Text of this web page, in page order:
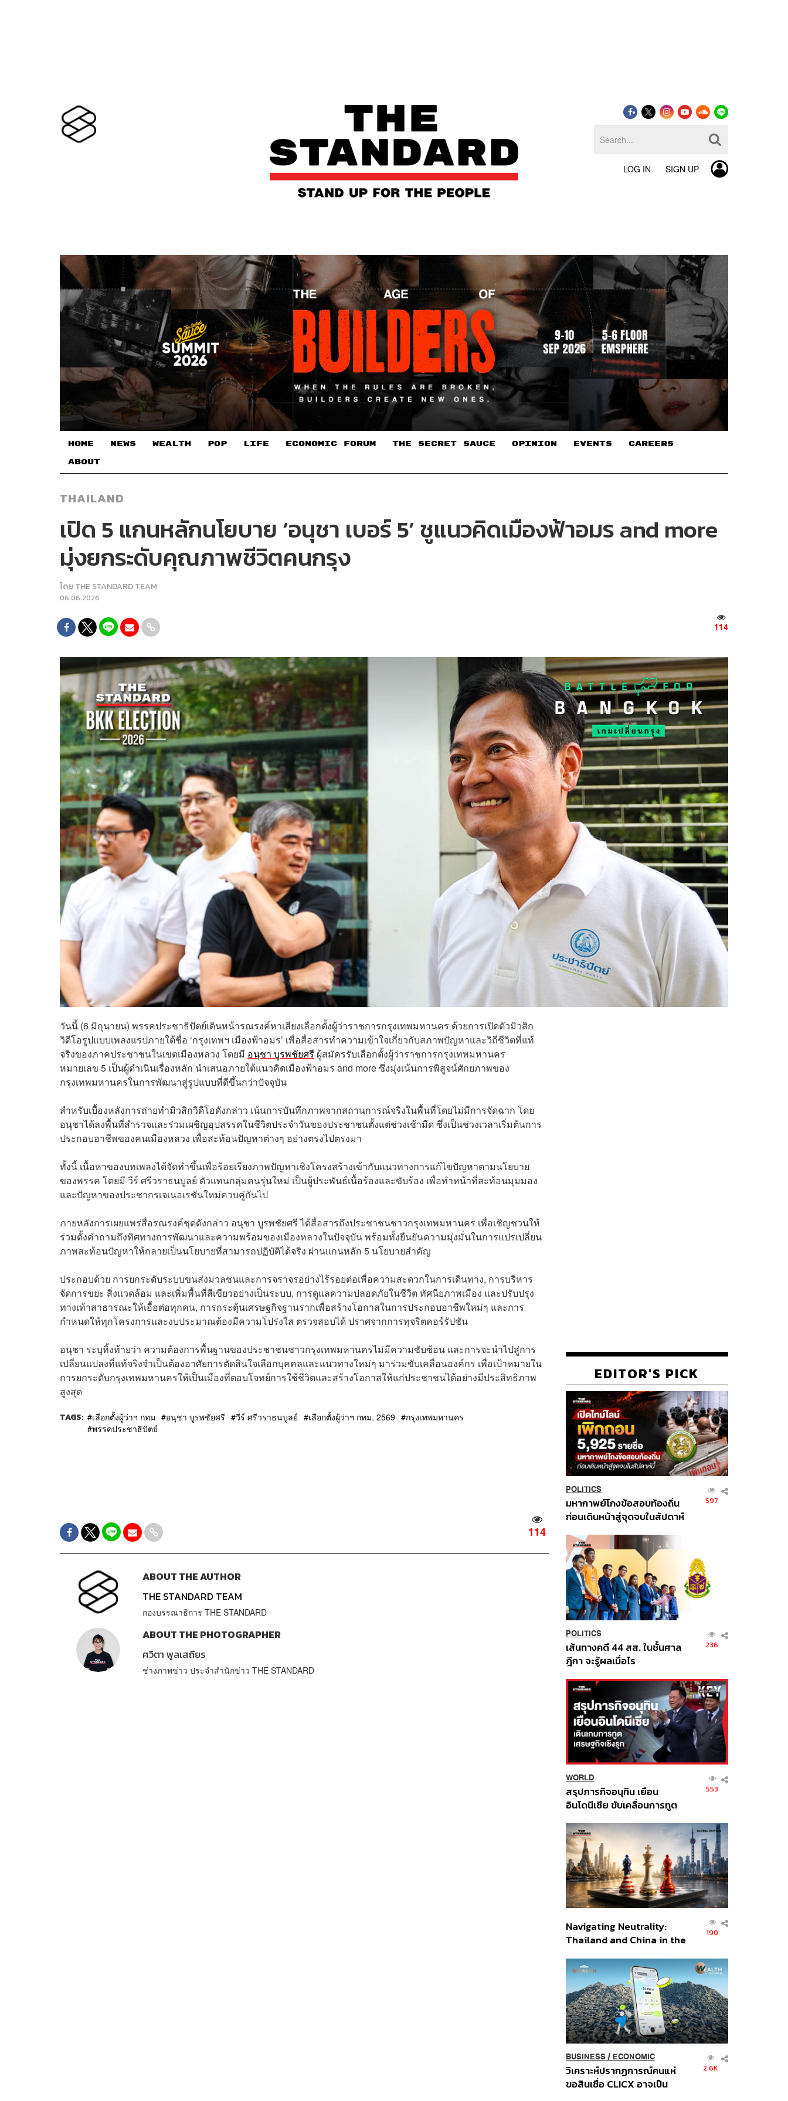
LOG IN SIGN UP
HOME NEWS WEALTH POP LIFE ECONOMIC FORUM THE SECRET SAUCE​ OPINION EVENTS CAREERS
ABOUT
THAILAND
เปิด 5 แกนหลักนโยบาย ‘อนุชา เบอร์ 5’ ชูแนวคิดเมืองฟ้าอมร and more
มุ่งยกระดับคุณภาพชีวิตคนกรุง
โดย THE STANDARD TEAM
06.06.2026
114
วันนี้ (6 มิถุนายน) พรรคประชาธิปัตย์เดินหน้ารณรงค์หาเสียงเลือกตั้งผู้ว่าราชการกรุงเทพมหานคร ด้วยการเปิดตัวมิวสิก
วิดีโอรูปแบบเพลงแรปภายใต้ชื่อ ‘กรุงเทพฯ เมืองฟ้าอมร’ เพื่อสื่อสารทำความเข้าใจเกี่ยวกับสภาพปัญหาและวิถีชีวิตที่แท้
จริงของภาคประชาชนในเขตเมืองหลวง โดยมี อนุชา บูรพชัยศรี ผู้สมัครรับเลือกตั้งผู้ว่าราชการกรุงเทพมหานคร
หมายเลข 5 เป็นผู้ดำเนินเรื่องหลัก นำเสนอภายใต้แนวคิดเมืองฟ้าอมร and more ซึ่งมุ่งเน้นการพิสูจน์ศักยภาพของ
กรุงเทพมหานครในการพัฒนาสู่รูปแบบที่ดีขึ้นกว่าปัจจุบัน
สำหรับเบื้องหลังการถ่ายทำมิวสิกวิดีโอดังกล่าว เน้นการบันทึกภาพจากสถานการณ์จริงในพื้นที่โดยไม่มีการจัดฉาก โดย
อนุชาได้ลงพื้นที่สำรวจและร่วมเผชิญอุปสรรคในชีวิตประจำวันของประชาชนตั้งแต่ช่วงเช้ามืด ซึ่งเป็นช่วงเวลาเริ่มต้นการ
ประกอบอาชีพของคนเมืองหลวง เพื่อสะท้อนปัญหาต่างๆ อย่างตรงไปตรงมา
ทั้งนี้ เนื้อหาของบทเพลงได้จัดทำขึ้นเพื่อร้อยเรียงภาพปัญหาเชิงโครงสร้างเข้ากับแนวทางการแก้ไขปัญหาตามนโยบาย
ของพรรค โดยมี วีร์ ศรีวราธนบูลย์ ตัวแทนกลุ่มคนรุ่นใหม่ เป็นผู้ประพันธ์เนื้อร้องและขับร้อง เพื่อทำหน้าที่สะท้อนมุมมอง
และปัญหาของประชากรเจเนอเรชันใหม่ควบคู่กันไป
ภายหลังการเผยแพร่สื่อรณรงค์ชุดดังกล่าว อนุชา บูรพชัยศรี ได้สื่อสารถึงประชาชนชาวกรุงเทพมหานคร เพื่อเชิญชวนให้
ร่วมตั้งคำถามถึงทิศทางการพัฒนาและความพร้อมของเมืองหลวงในปัจจุบัน พร้อมทั้งยืนยันความมุ่งมั่นในการแปรเปลี่ยน
ภาพสะท้อนปัญหาให้กลายเป็นนโยบายที่สามารถปฏิบัติได้จริง ผ่านแกนหลัก 5 นโยบายสำคัญ
ประกอบด้วย การยกระดับระบบขนส่งมวลชนและการจราจรอย่างไร้รอยต่อเพื่อความสะดวกในการเดินทาง, การบริหาร
จัดการขยะ สิ่งแวดล้อม และเพิ่มพื้นที่สีเขียวอย่างเป็นระบบ, การดูแลความปลอดภัยในชีวิต ทัศนียภาพเมือง และปรับปรุง
ทางเท้าสาธารณะให้เอื้อต่อทุกคน, การกระตุ้นเศรษฐกิจฐานรากเพื่อสร้างโอกาสในการประกอบอาชีพใหม่ๆ และการ
กำหนดให้ทุกโครงการและงบประมาณต้องมีความโปร่งใส ตรวจสอบได้ ปราศจากการทุจริตคอร์รัปชัน
อนุชา ระบุทิ้งท้ายว่า ความต้องการพื้นฐานของประชาชนชาวกรุงเทพมหานครไม่มีความซับซ้อน และการจะนำไปสู่การ
เปลี่ยนแปลงที่แท้จริงจำเป็นต้องอาศัยการตัดสินใจเลือกบุคคลและแนวทางใหม่ๆ มาร่วมขับเคลื่อนองค์กร เพื่อเป้าหมายใน
การยกระดับกรุงเทพมหานครให้เป็นเมืองที่ตอบโจทย์การใช้ชีวิตและสร้างโอกาสให้แก่ประชาชนได้อย่างมีประสิทธิภาพ
สูงสุด
TAGS: เลือกตั้งผู้ว่าฯ กทม อนุชา บูรพชัยศรี วีร์ ศรีวราธนบูลย์ เลือกตั้งผู้ว่าฯ กทม. 2569
กรุงเทพมหานคร
พรรคประชาธิปัตย์
114
ABOUT THE AUTHOR
THE STANDARD TEAM
กองบรรณาธิการ THE STANDARD
ABOUT THE PHOTOGRAPHER
ศวิตา พูลเสถียร
ช่างภาพข่าว ประจำสำนักข่าว THE STANDARD
EDITOR'S PICK
POLITICS
มหากาพย์โกงข้อสอบท้องถิ่น
ก่อนเดินหน้าสู่จุดจบในสัปดาห์
597
POLITICS
เส้นทางคดี 44 สส. ในชั้นศาล
ฎีกา จะรู้ผลเมื่อไร
236
WORLD
สรุปภารกิจอนุทิน เยือน
อินโดนีเซีย ขับเคลื่อนการทูต
ส่วนยุทธศาสตร์ไทย –
อินโดนีเซีย
553
Navigating Neutrality:
Thailand and China in the
Order
190
BUSINESS/ ECONOMIC
วิเคราะห์ปรากฏการณ์คนแห่
ขอสินเชื่อ CLICX อาจเป็น
2.6K